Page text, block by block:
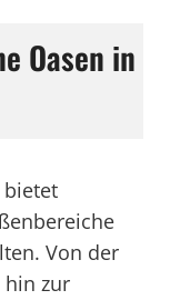
Oasen in
bietet
Von der
hin zur